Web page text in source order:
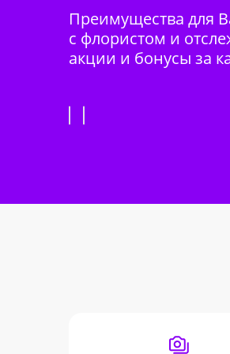
Преимущества для
с флористом и
акции и бонусы за